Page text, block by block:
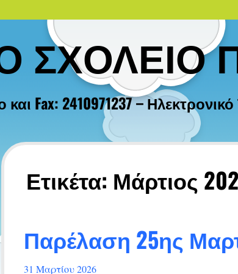
Fax: 2410971237 –
Ετικέτα: Μάρτιος
Παρέλαση 25ης
31 Μαρτίου 2026